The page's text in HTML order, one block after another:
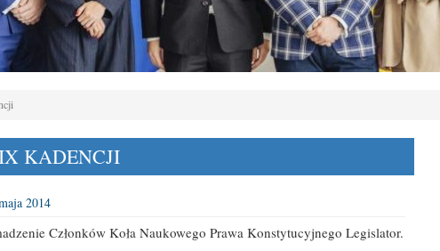
KADENCJI
2014
Członków Koła Naukowego Prawa Konstytucyjnego Legislator.